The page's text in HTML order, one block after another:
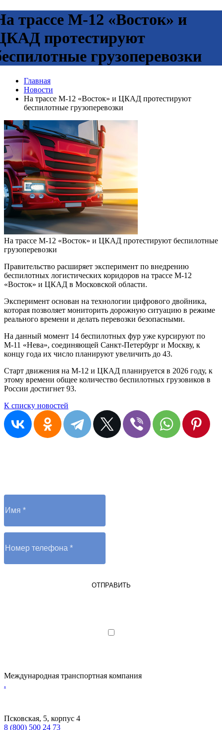
трассе М-12 «Восток» и
протестируют
грузоперевозки
Главная
Новости
На трассе М-12 «Восток» и ЦКАД протестируют
беспилотные грузоперевозки
На трассе М-12 «Восток» и ЦКАД протестируют беспилотные
грузоперевозки
Правительство расширяет эксперимент по внедрению
беспилотных логистических коридоров на трассе М-12
«Восток» и ЦКАД в Московской области.
Эксперимент основан на технологии цифрового двойника,
которая позволяет мониторить дорожную ситуацию в режиме
реального времени и делать перевозки безопасными.
На данный момент 14 беспилотных фур уже курсируют по
М-11 «Нева», соединяющей Санкт-Петербург и Москву, к
концу года их число планируют увеличить до 43.
Старт движения на М-12 и ЦКАД планируется в 2026 году, к
этому времени общее количество беспилотных грузовиков в
России достигнет 93.
К списку новостей
ОТПРАВИТЬ
Международная транспортная компания
.
Псковская, 5, корпус 4
8 (800) 500 24 73